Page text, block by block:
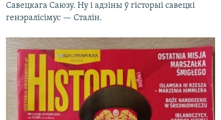
Савецкага Саюзу. Ну і адзіны ў гісторыі савецкі
генэралісімус — Сталін.